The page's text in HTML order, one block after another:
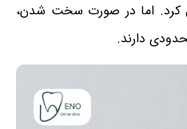
کرد. اما در صورت سخت شدن،
دارند.